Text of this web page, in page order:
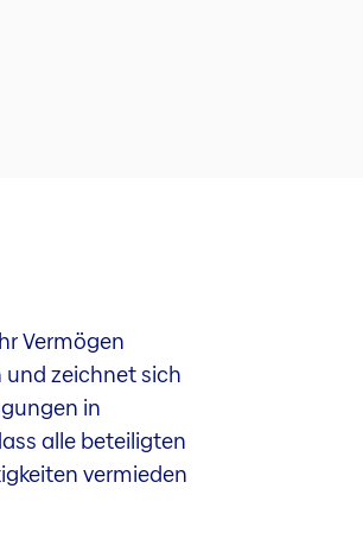
Vermögen
und zeichnet sich
in
alle beteiligten
vermieden